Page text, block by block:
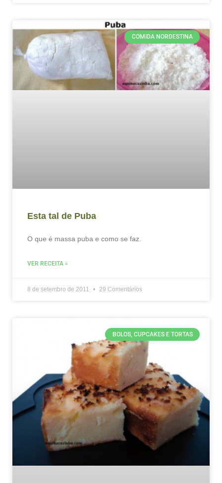
COMIDA NORDESTINA
Esta tal de Puba
O que é massa puba e como se faz.
VER RECEITA »
8 de setembro de 2011 29 Comentários
BOLOS, CUPCAKES E TORTAS